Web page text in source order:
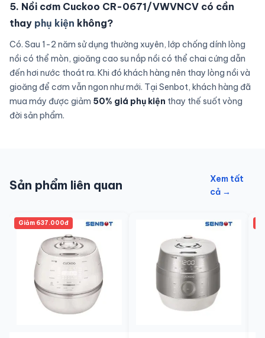
5. Nồi cơm Cuckoo CR-0671/VWVNCV có cần
thay phụ kiện không?
Có. Sau 1-2 năm sử dụng thường xuyên, lớp chống dính lòng
nồi có thể mòn, gioăng cao su nắp nồi có thể chai cứng dẫn
đến hơi nước thoát ra. Khi đó khách hàng nên thay lòng nồi và
gioăng để cơm vẫn ngon như mới. Tại Senbot, khách hàng đã
mua máy được giảm 50% giá phụ kiện thay thế suốt vòng
đời sản phẩm.
Sản phẩm liên quan
Xem tất
cả →
Giảm 637.000đ